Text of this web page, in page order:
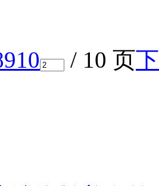
910 / 10 页